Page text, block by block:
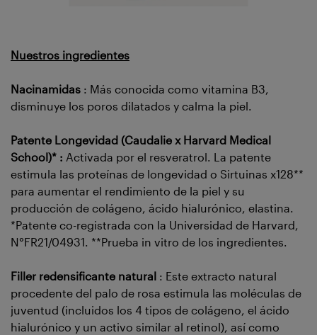
Nuestros ingredientes
Nacinamidas : Más conocida como vitamina B3,
disminuye los poros dilatados y calma la piel.
Patente Longevidad (Caudalie x Harvard Medical
School)* : Activada por el resveratrol. La patente
estimula las proteínas de longevidad o Sirtuinas x128**
para aumentar el rendimiento de la piel y su
producción de colágeno, ácido hialurónico, elastina.
*Patente co-registrada con la Universidad de Harvard,
N°FR21/04931. **Prueba in vitro de los ingredientes.
Filler redensificante natural : Este extracto natural
procedente del palo de rosa estimula las moléculas de
juventud (incluidos los 4 tipos de colágeno, el ácido
hialurónico y un activo similar al retinol), así como